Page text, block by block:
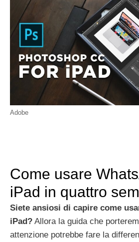
Adobe
Come usare
iPad in quattro
Siete ansiosi di capire come
iPad? Allora la guida che
attenzione potrebbe fare la